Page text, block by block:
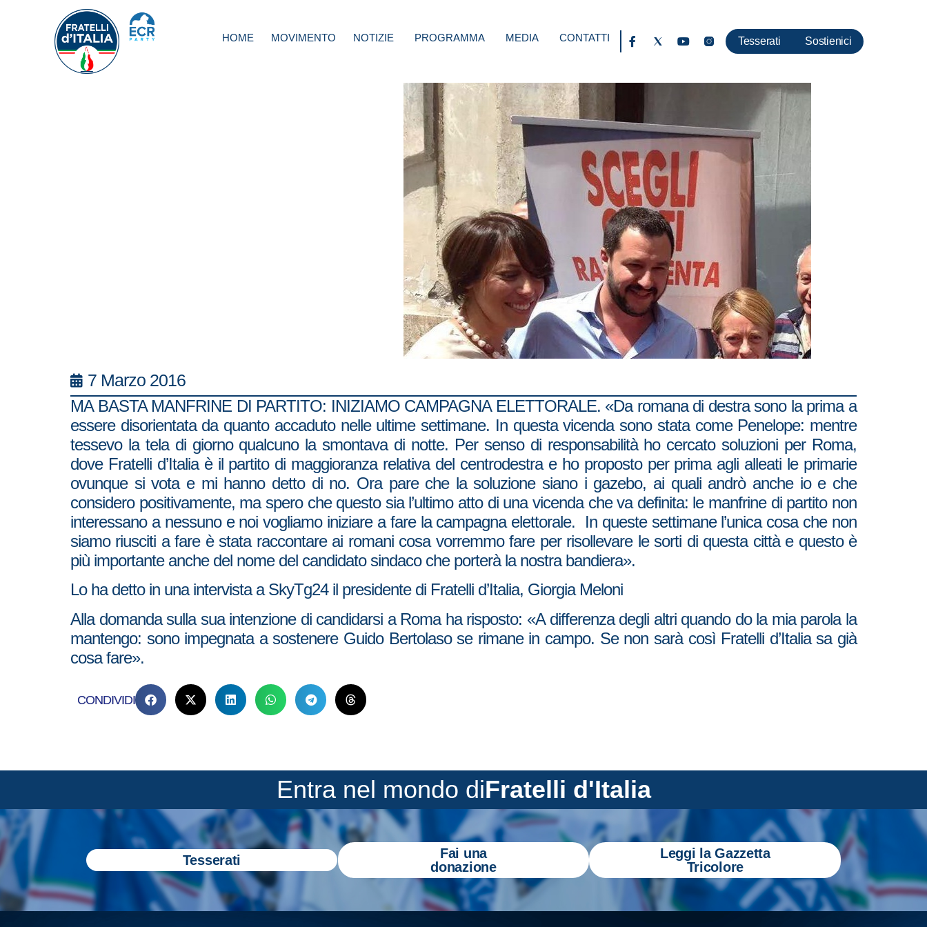
HOME MOVIMENTO NOTIZIE PROGRAMMA MEDIA CONTATTI Tesserati Sostienici
7 Marzo 2016
MA BASTA MANFRINE DI PARTITO: INIZIAMO CAMPAGNA ELETTORALE. «Da romana di destra sono la prima a
essere disorientata da quanto accaduto nelle ultime settimane. In questa vicenda sono stata come Penelope: mentre
tessevo la tela di giorno qualcuno la smontava di notte. Per senso di responsabilità ho cercato soluzioni per Roma,
dove Fratelli d’Italia è il partito di maggioranza relativa del centrodestra e ho proposto per prima agli alleati le primarie
ovunque si vota e mi hanno detto di no. Ora pare che la soluzione siano i gazebo, ai quali andrò anche io e che
considero positivamente, ma spero che questo sia l’ultimo atto di una vicenda che va definita: le manfrine di partito non
interessano a nessuno e noi vogliamo iniziare a fare la campagna elettorale. In queste settimane l’unica cosa che non
siamo riusciti a fare è stata raccontare ai romani cosa vorremmo fare per risollevare le sorti di questa città e questo è
più importante anche del nome del candidato sindaco che porterà la nostra bandiera».
Lo ha detto in una intervista a SkyTg24 il presidente di Fratelli d’Italia, Giorgia Meloni
Alla domanda sulla sua intenzione di candidarsi a Roma ha risposto: «A differenza degli altri quando do la mia parola la
mantengo: sono impegnata a sostenere Guido Bertolaso se rimane in campo. Se non sarà così Fratelli d’Italia sa già
cosa fare».
CONDIVIDI
Entra nel mondo diFratelli d'Italia
Tesserati
Fai una
donazione
Leggi la Gazzetta
Tricolore